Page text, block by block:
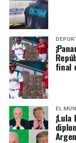
final
EL